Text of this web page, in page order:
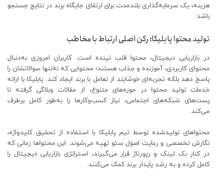
هزینه، یک سرمایه‌گذاری بلندمدت برای ارتقای جایگاه برند در نتایج جستجو
باشد.
تولید محتوا پابلیکا؛ رکن اصلی ارتباط با مخاطب
در بازاریابی دیجیتال، محتوا قلب تپنده است. کاربران امروزی به‌دنبال
محتوای کاربردی، آموزنده و جذاب هستند؛ محتوایی که نه‌تنها سوالاتشان را
پاسخ دهد بلکه تجربه‌ای خوشایند از تعامل با برند ایجاد کند. پابلیکا با ارائه
خدمات تولید محتوا در حوزه‌های متنوع، از مقالات وبلاگی گرفته تا
پست‌های شبکه‌های اجتماعی، نیاز کسب‌وکارها را به‌طور کامل برطرف
می‌کند.
محتواهای تولیدشده توسط تیم پابلیکا با استفاده از تحقیق کلیدواژه،
نگارش تخصصی و رعایت اصول سئو تهیه می‌شوند. این محتواها زمانی که
در کنار بک لینک و رپورتاژ قرار می‌گیرند، استراتژی بازاریابی دیجیتال را
کامل کرده و به رشد پایدار برند کمک می‌کنند.